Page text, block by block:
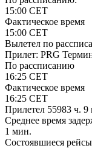
15:00 CET
Фактическое время
15:00 CET
Вылетел по
Прилет: PRG
По рассписанию
16:25 CET
Фактическое время
16:25 CET
Прилетел 55983 ч. 9
Среднее время
1 мин.
Состоявшиеся